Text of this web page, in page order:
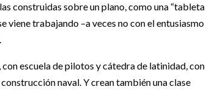
construidas sobre un plano, como una “tableta
viene trabajando –a veces no con el entusiasmo
escuela de pilotos y cátedra de latinidad, con
naval. Y crean también una clase